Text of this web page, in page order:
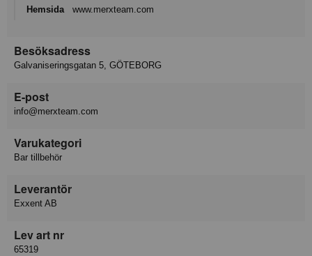
Hemsida
www.merxteam.com
Besöksadress
Galvaniseringsgatan 5, GÖTEBORG
E-post
info@merxteam.com
Varukategori
Bar tillbehör
Leverantör
Exxent AB
Lev art nr
65319